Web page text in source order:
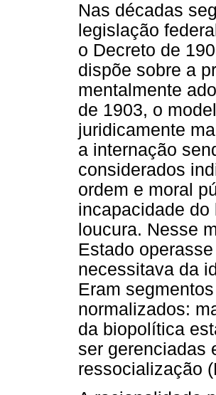
Nas décadas
legislação
o Decreto de
dispõe sobre a
mentalmente
de 1903, o
juridicamente
a internação
considerados
ordem e moral
incapacidade
loucura. Nesse
Estado
necessitava da
Eram
normalizados:
da biopolítica
ser gerenciadas
ressocialização